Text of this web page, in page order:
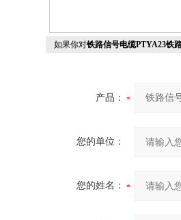
如果你对铁路信号电缆PTYA23铁
产品：
您的单位：
您的姓名：